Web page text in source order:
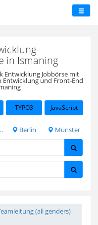
in Ismaning
Entwicklung Jobbörse mit
Entwicklung und Front-End
TYPO3 JavaScript
Berlin Münster
(all genders)